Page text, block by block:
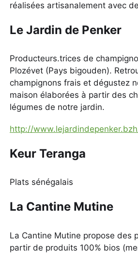
réalisées artisanalement avec
Le Jardin de Penker
Producteurs.trices de
Plozévet (Pays bigouden).
champignons frais et dégustez
maison élaborées à partir des
légumes de notre jardin.
http://
Keur Teranga
Plats sénégalais
La Cantine Mutine
La Cantine Mutine propose des
partir de produits 100% bios